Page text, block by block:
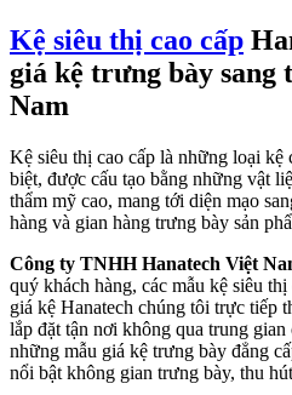
Kệ siêu thị cao cấp
giá kệ trưng bày sang
Nam
Kệ siêu thị cao cấp là những loại kệ
biệt, được cấu tạo bằng những vật
thẩm mỹ cao, mang tới diện mạo
hàng và gian hàng trưng bày sản
Công ty TNHH Hanatech Việt
quý khách hàng, các mẫu kệ siêu
giá kệ Hanatech chúng tôi trực tiếp
lắp đặt tận nơi không qua trung
những mẫu giá kệ trưng bày đẳng
nổi bật không gian trưng bày, thu